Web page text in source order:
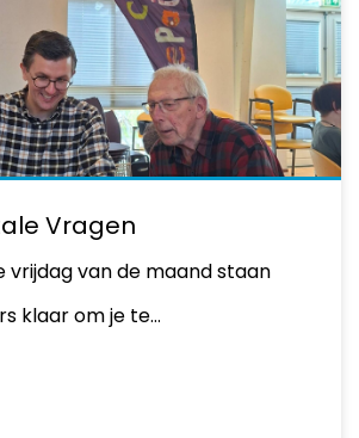
Vragen
vrijdag van de maand staan
klaar om je te…